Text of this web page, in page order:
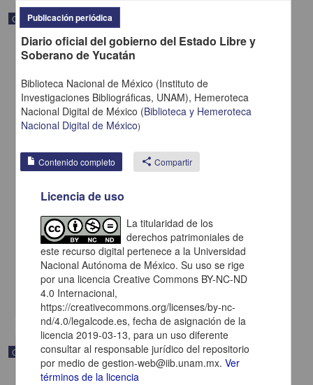
Correspondencia postal
Carta de H. C. Pitman a Francisco I. Madero en la que le solicita
una fotografía
Pitman, H. C.
[sin fecha]
Correspondencia postal
Publicación periódica
Diario oficial del gobierno del Estado Libre y
Soberano de Yucatán
Biblioteca Nacional de México (Instituto de
Investigaciones Bibliográficas, UNAM), Hemeroteca
Nacional Digital de México (Biblioteca y Hemeroteca
Nacional Digital de México)
Contenido completo share Compartir
Licencia de uso
La titularidad de los
derechos patrimoniales de
este recurso digital pertenece a la Universidad
Nacional Autónoma de México. Su uso se rige
por una licencia Creative Commons BY-NC-ND
4.0 Internacional,
https://creativecommons.org/licenses/by-nc-
nd/4.0/legalcode.es, fecha de asignación de la
licencia 2019-03-13, para un uso diferente
consultar al responsable jurídico del repositorio
por medio de gestion-web@iib.unam.mx.Ver
términos de la licencia